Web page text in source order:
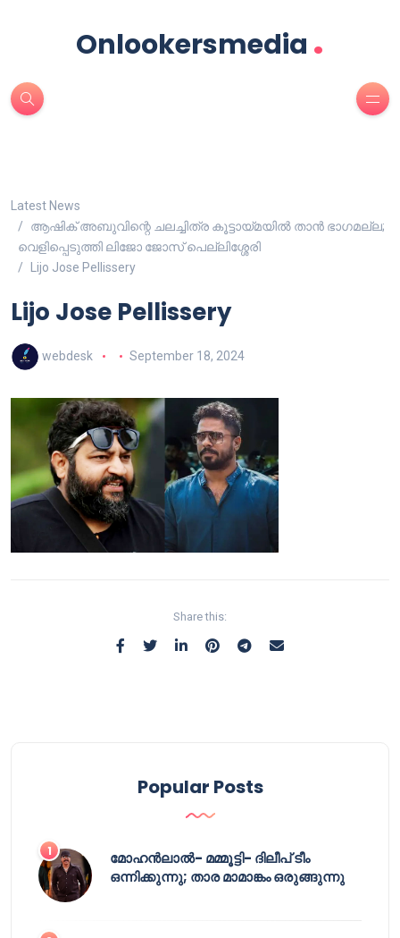
Onlookersmedia .
Latest News
ആഷിക് അബുവിന്റെ ചലച്ചിത്ര കൂട്ടായ്മയിൽ താൻ ഭാഗമല്ല;
വെളിപ്പെടുത്തി ലിജോ ജോസ് പെല്ലിശ്ശേരി
Lijo Jose Pellissery
Lijo Jose Pellissery
webdesk September 18, 2024
Share this:
Popular Posts
മോഹൻലാൽ- മമ്മൂട്ടി- ദിലീപ് ടീം
ഒന്നിക്കുന്നു; താര മാമാങ്കം ഒരുങ്ങുന്നു